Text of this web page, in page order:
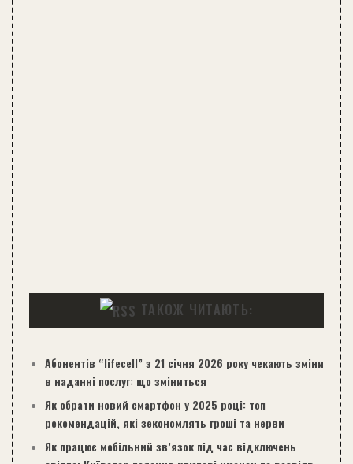
ТАКОЖ ЧИТАЮТЬ:
Абонентів “lifecell” з 21 січня 2026 року чекають зміни
в наданні послуг: що зміниться
Як обрати новий смартфон у 2025 році: топ
рекомендацій, які зекономлять гроші та нерви
Як працює мобільний зв’язок під час відключень